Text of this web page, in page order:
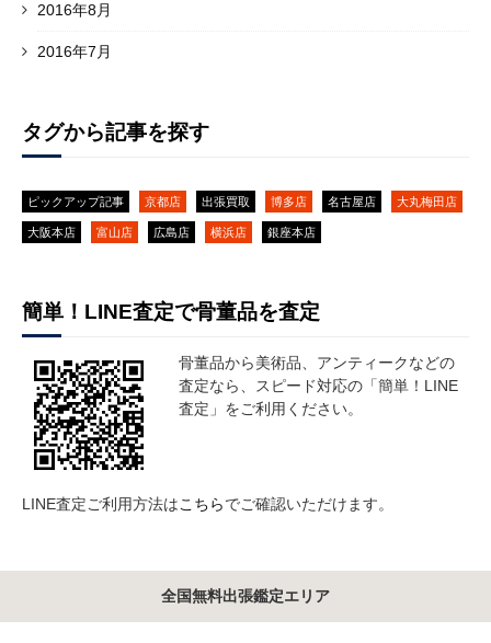
2016年8月
2016年7月
タグから記事を探す
ピックアップ記事 京都店 出張買取 博多店 名古屋店 大丸梅田店
大阪本店 富山店 広島店 横浜店 銀座本店
簡単！LINE査定で骨董品を査定
骨董品から美術品、アンティークなどの
査定なら、スピード対応の「簡単！LINE
査定」をご利用ください。
LINE査定ご利用方法はこちらでご確認いただけます。
全国無料出張鑑定エリア